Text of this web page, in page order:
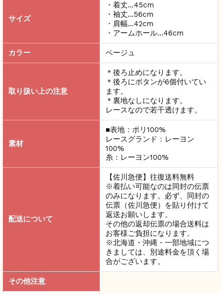
サイズ
・着丈…45cm
・袖丈…56cm
・肩幅…42cm
・アームホール…46cm
カラー ベージュ
取り扱い上の注意
＊後ろ止めになります。
＊後ろにボタンが6個付いてい
ます。
＊裏地なしになります。
レースなので若干透けます。
素材
■表地：ポリ100%
レースグランド：レーヨン
100%
糸：レーヨン100%
配送について
【佐川急便】往復送料無料
※着払い可能なのは同封の伝票
のみになります。 必ず、同封の
伝票（佐川急便）を貼り付けて
返送お願いします。
その他の返却伝票の場合送料は
お客様ご負担になります。
※北海道・沖縄・一部地域につ
きましては、別途料金を頂く場
合がございます。
その他注意